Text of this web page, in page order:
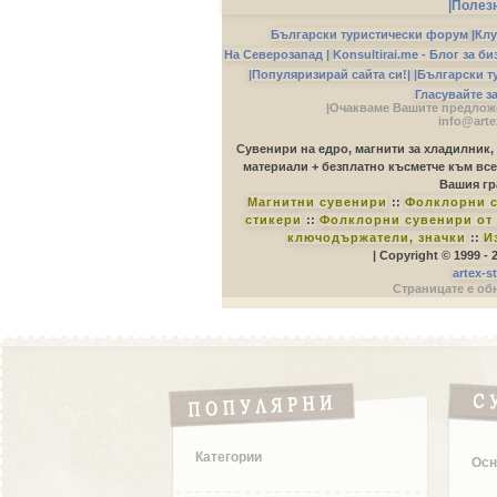
Български туристически форум |
На Северозапад | Konsultirai.me - Блог за
|Популяризирай сайта си!| |Български
Гласувайте
|Очакваме Вашите
Сувенири на едро, магнити за
материали + безплатно късметче към
Вашия
Магнитни сувенири :: Фолклорни
стикери :: Фолклорни сувенири
ключодържатели, значки ::
| Copyright © 1999 -
artex-
Страницате е
Категории